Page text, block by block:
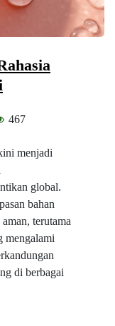
467
menjadi
global.
bahan
terutama
mengalami
di berbagai